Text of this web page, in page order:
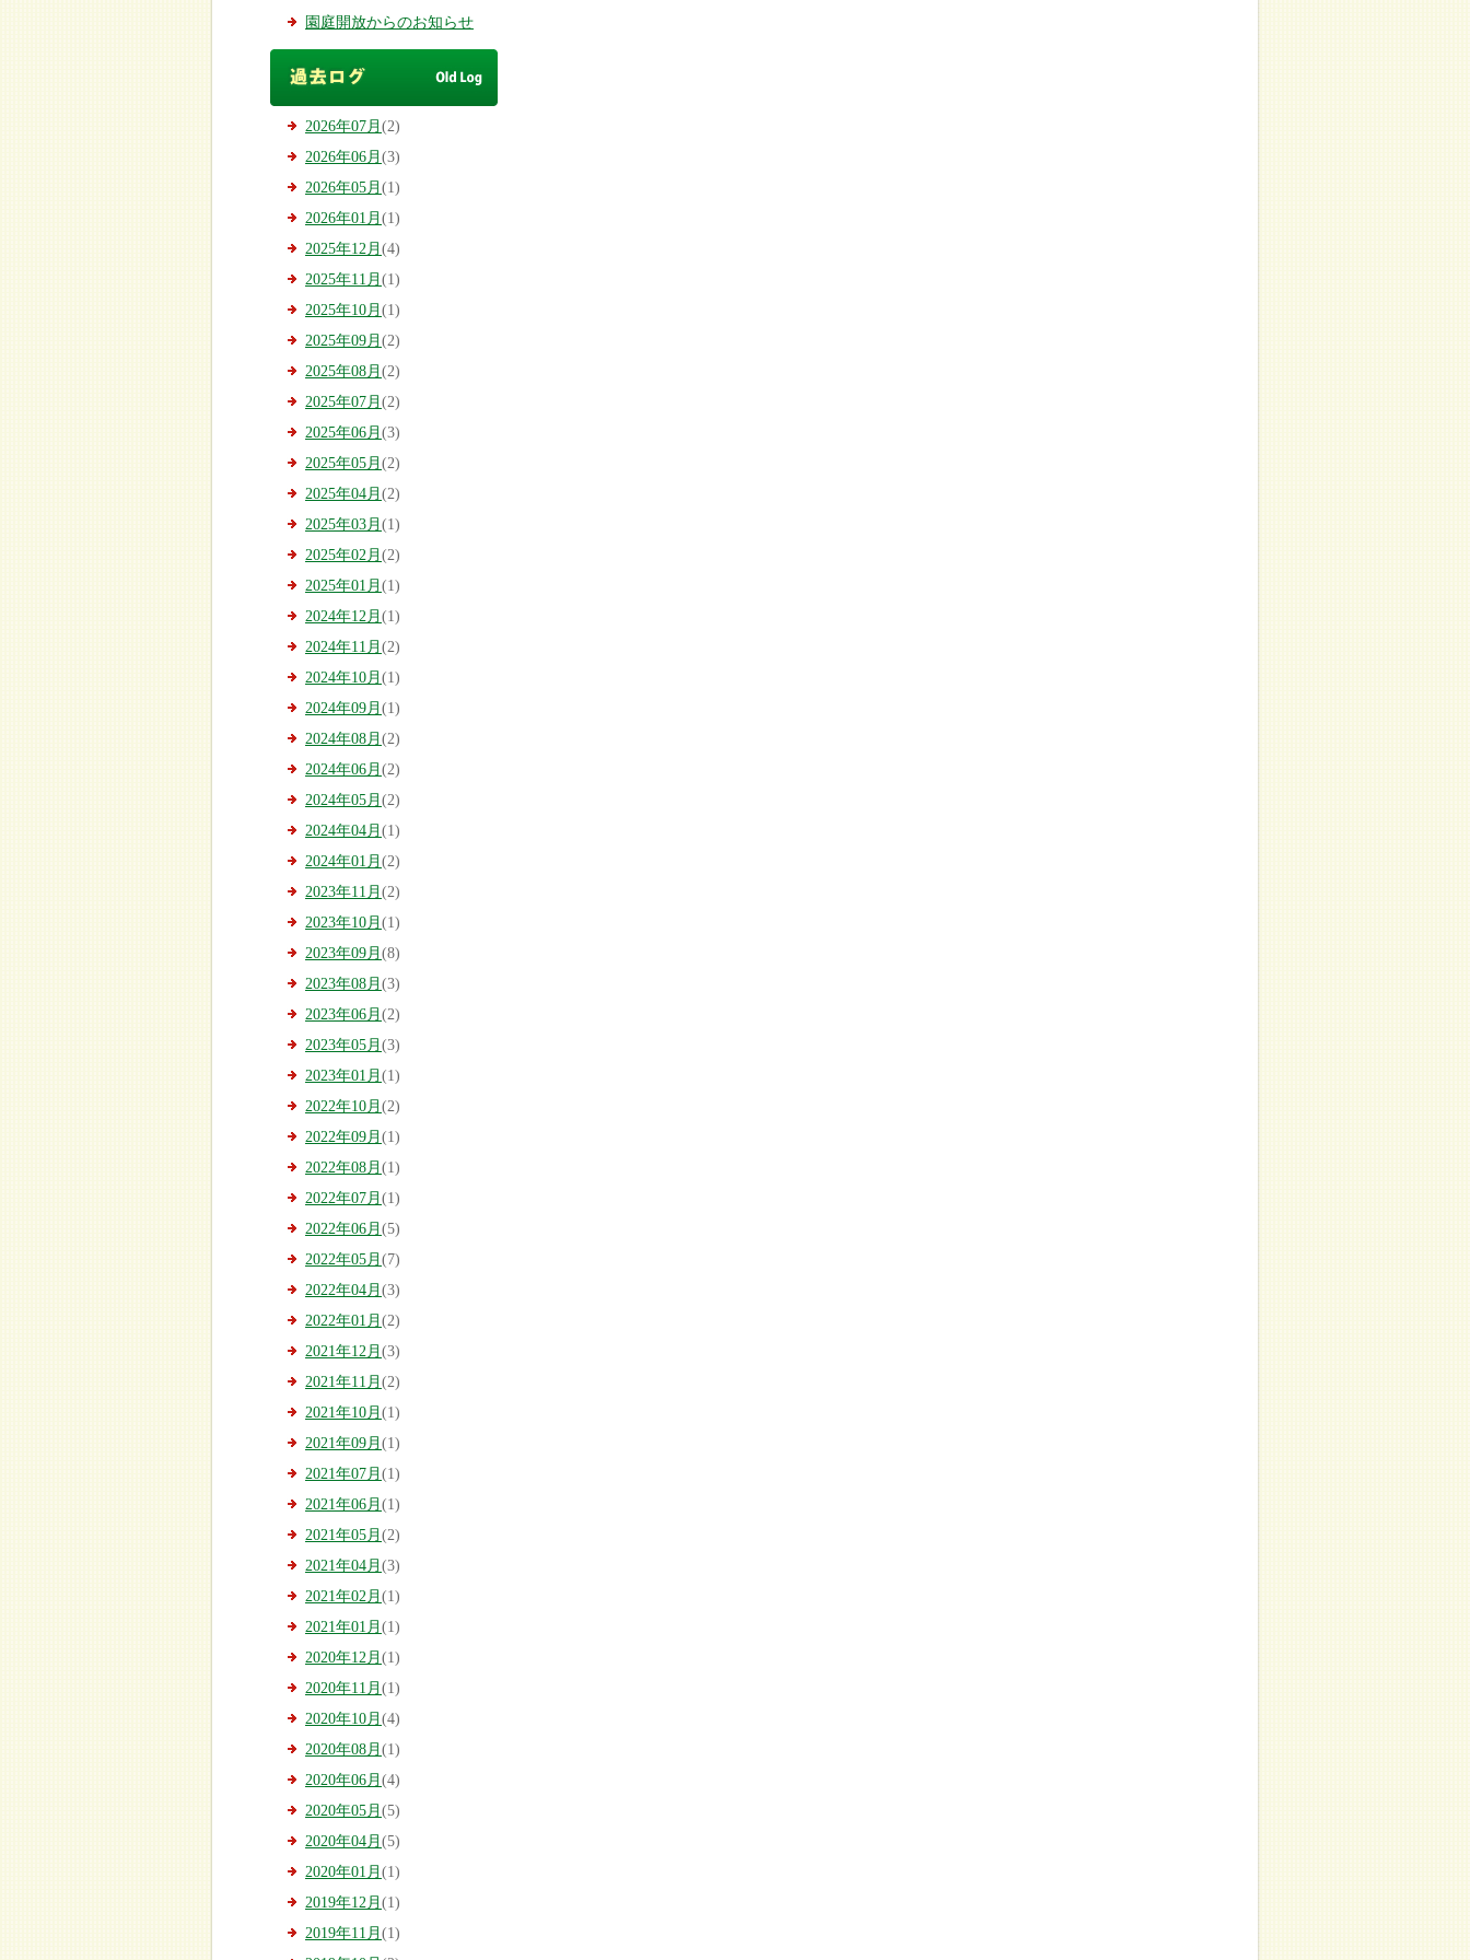
園庭開放からのお知らせ
2026年07月 (2)
2026年06月 (3)
2026年05月 (1)
2026年01月 (1)
2025年12月 (4)
2025年11月 (1)
2025年10月 (1)
2025年09月 (2)
2025年08月 (2)
2025年07月 (2)
2025年06月 (3)
2025年05月 (2)
2025年04月 (2)
2025年03月 (1)
2025年02月 (2)
2025年01月 (1)
2024年12月 (1)
2024年11月 (2)
2024年10月 (1)
2024年09月 (1)
2024年08月 (2)
2024年06月 (2)
2024年05月 (2)
2024年04月 (1)
2024年01月 (2)
2023年11月 (2)
2023年10月 (1)
2023年09月 (8)
2023年08月 (3)
2023年06月 (2)
2023年05月 (3)
2023年01月 (1)
2022年10月 (2)
2022年09月 (1)
2022年08月 (1)
2022年07月 (1)
2022年06月 (5)
2022年05月 (7)
2022年04月 (3)
2022年01月 (2)
2021年12月 (3)
2021年11月 (2)
2021年10月 (1)
2021年09月 (1)
2021年07月 (1)
2021年06月 (1)
2021年05月 (2)
2021年04月 (3)
2021年02月 (1)
2021年01月 (1)
2020年12月 (1)
2020年11月 (1)
2020年10月 (4)
2020年08月 (1)
2020年06月 (4)
2020年05月 (5)
2020年04月 (5)
2020年01月 (1)
2019年12月 (1)
2019年11月 (1)